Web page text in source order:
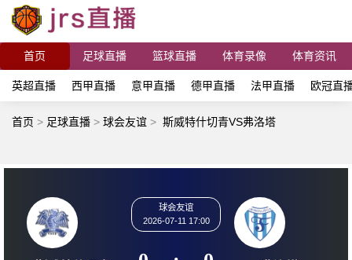
首页 足球直播 篮球直播 体育录像 体育资讯
英超直播 西甲直播 意甲直播 德甲直播 法甲直播 欧冠直
首页 > 足球直播 > 球会友谊 > 斯威特什切青VS弗洛塔
球会友谊